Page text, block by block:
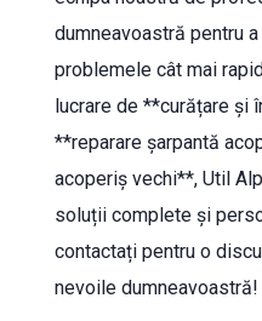
dumneavoastră pentru
problemele cât mai
lucrare de **curățare și
**reparare șarpantă
acoperiș vechi**, Util
soluții complete și
contactați pentru o
nevoile dumneavoastră!